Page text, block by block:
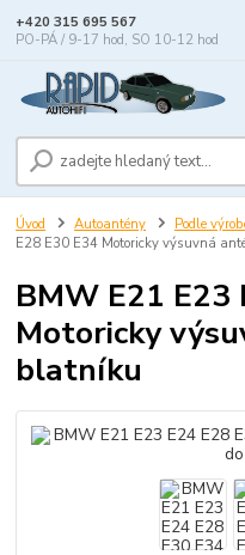
+420 315 695 567
PO-PÁ / 9-17 hod, SO 10-12 hod
Úvod Autoantény Podle
E28 E30 E34 Motoricky výsuvná
BMW E21 E23
Motoricky
blatníku